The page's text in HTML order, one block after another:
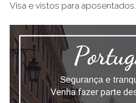
Visa e vistos para aposentados.